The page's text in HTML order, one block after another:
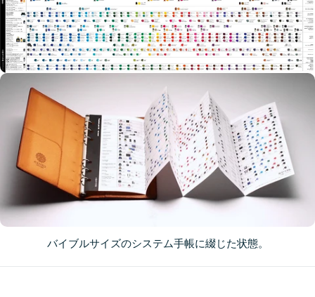
バイブルサイズのシステム手帳に綴じた状態。